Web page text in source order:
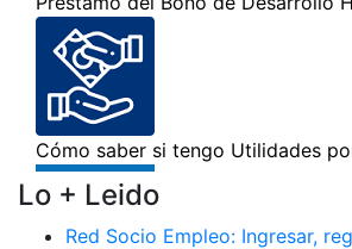
Lo + Leido
Red Socio Empleo: Ingresar,